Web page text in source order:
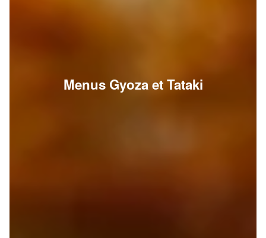
Menus Gyoza et Tataki